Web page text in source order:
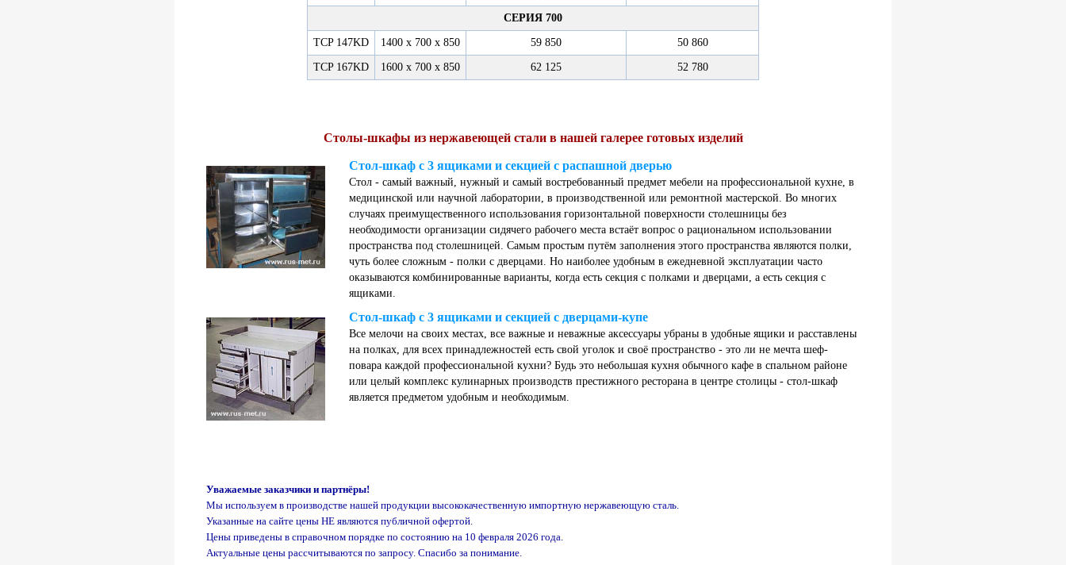
СЕРИЯ 700
TCP 147KD 1400 х 700 х 850 59 850 50 860
TCP 167KD 1600 х 700 х 850 62 125 52 780
Столы-шкафы из нержавеющей стали в нашей галерее готовых изделий
Стол-шкаф с 3 ящиками и секцией с распашной дверью
Стол - самый важный, нужный и самый востребованный предмет мебели на профессиональной кухне, в
медицинской или научной лаборатории, в производственной или ремонтной мастерской. Во многих
случаях преимущественного использования горизонтальной поверхности столешницы без
необходимости организации сидячего рабочего места встаёт вопрос о рациональном использовании
пространства под столешницей. Самым простым путём заполнения этого пространства являются полки,
чуть более сложным - полки с дверцами. Но наиболее удобным в ежедневной эксплуатации часто
оказываются комбинированные варианты, когда есть секция с полками и дверцами, а есть секция с
ящиками.
Стол-шкаф с 3 ящиками и секцией с дверцами-купе
Все мелочи на своих местах, все важные и неважные аксессуары убраны в удобные ящики и расставлены
на полках, для всех принадлежностей есть свой уголок и своё пространство - это ли не мечта шеф-
повара каждой профессиональной кухни? Будь это небольшая кухня обычного кафе в спальном районе
или целый комплекс кулинарных производств престижного ресторана в центре столицы - стол-шкаф
является предметом удобным и необходимым.
Уважаемые заказчики и партнёры!
Мы используем в производстве нашей продукции высококачественную импортную нержавеющую сталь.
Указанные на сайте цены НЕ являются публичной офертой.
Цены приведены в справочном порядке по состоянию на 10 февраля 2026 года.
Актуальные цены рассчитываются по запросу. Спасибо за понимание.